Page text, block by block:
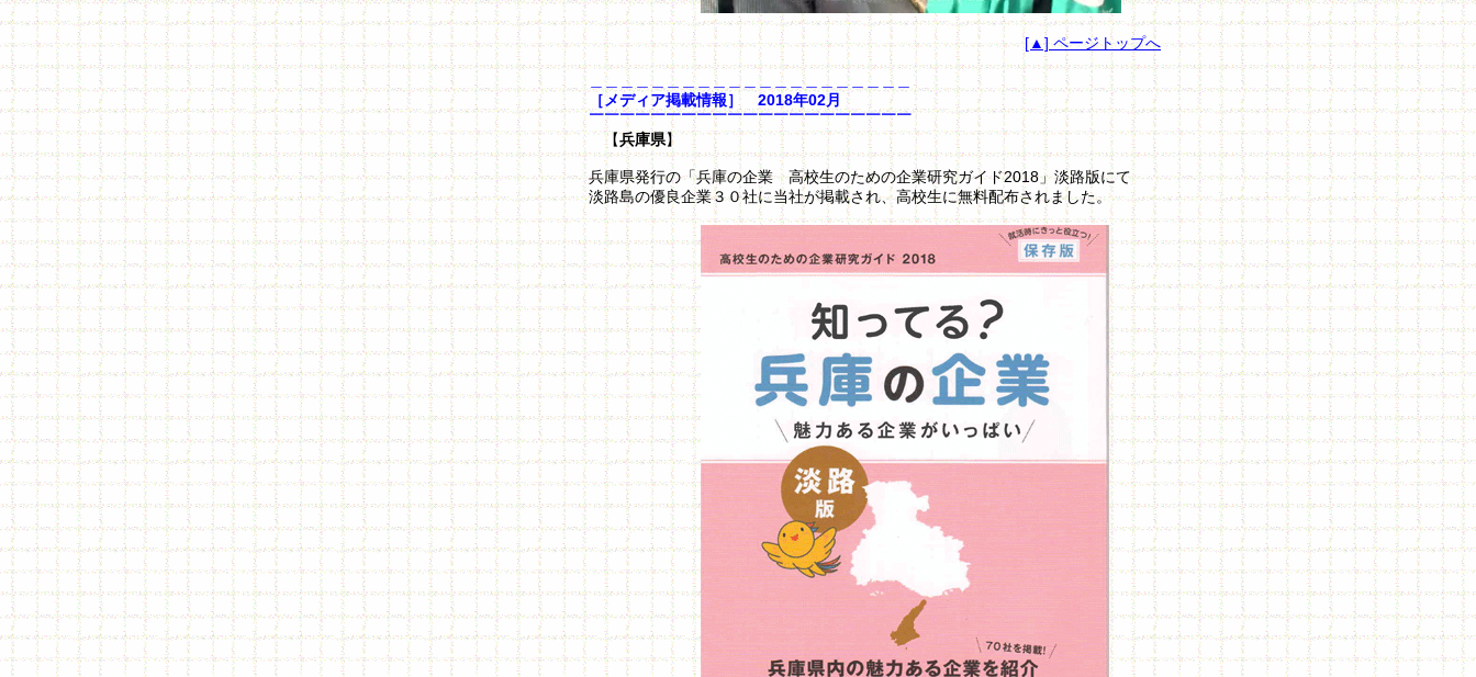
[▲] ページトップへ
..
＿＿＿＿＿＿＿＿＿＿＿＿＿＿＿＿＿＿＿＿＿
［メディア掲載情報］ 2018年02月
￣￣￣￣￣￣￣￣￣￣￣￣￣￣￣￣￣￣￣￣￣
【兵庫県】
兵庫県発行の「兵庫の企業 高校生のための企業研究ガイド2018」淡路版にて
淡路島の優良企業３０社に当社が掲載され、高校生に無料配布されました。